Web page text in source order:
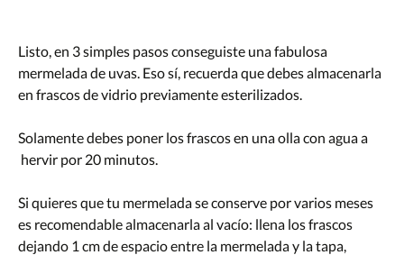
Listo, en 3 simples pasos conseguiste una fabulosa
mermelada de uvas. Eso sí, recuerda que debes almacenarla
en frascos de vidrio previamente esterilizados.
Solamente debes poner los frascos en una olla con agua a
hervir por 20 minutos.
Si quieres que tu mermelada se conserve por varios meses
es recomendable almacenarla al vacío: llena los frascos
dejando 1 cm de espacio entre la mermelada y la tapa,